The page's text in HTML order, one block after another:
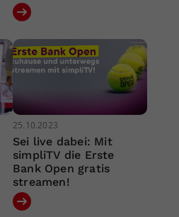
25.10.2023
Sei live dabei: Mit
simpliTV die Erste
Bank Open gratis
streamen!